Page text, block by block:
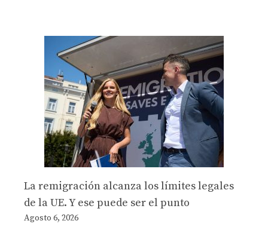
La remigración alcanza los límites legales
de la UE. Y ese puede ser el punto
Agosto 6, 2026